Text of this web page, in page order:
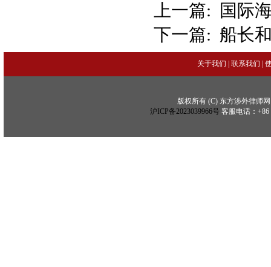
上一篇:
国际
下一篇: 船长
关于我们 联系我们
版权所有 (C) 东方涉外律师网
沪ICP备2023039966号客服电话：+86